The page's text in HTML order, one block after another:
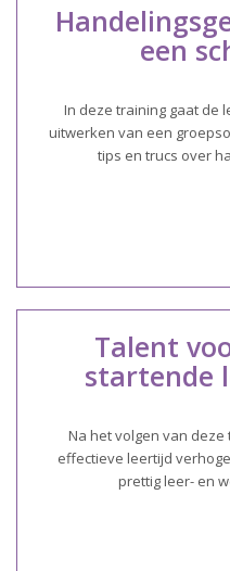
een
In deze training gaat de
uitwerken van een
tips en trucs over
Talent
startende
Na het volgen van
effectieve leertijd
prettig leer- en